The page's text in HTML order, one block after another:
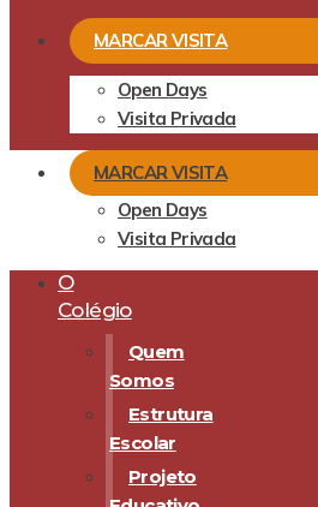
MARCAR VISITA
Open Days
Visita Privada
MARCAR VISITA
Open Days
Visita Privada
O
Colégio
Quem
Somos
Estrutura
Escolar
Projeto